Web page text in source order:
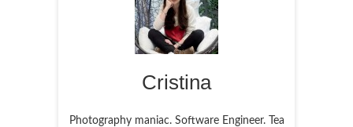
Cristina
Photography maniac. Software Engineer. Tea